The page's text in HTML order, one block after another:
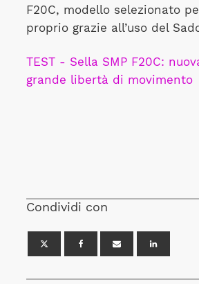
F20C, modello selezionato
proprio grazie all’uso del
TEST - Sella SMP F20C:
grande libertà di movimento
Condividi con